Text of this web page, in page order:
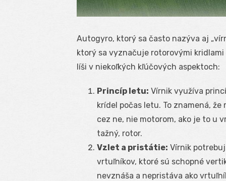
Autogyro, ktorý sa často nazýva aj
ktorý sa vyznačuje rotorovými
líši v niekoľkých kľúčových aspektoch:
Princíp letu: Vírnik využíva
krídel počas letu. To znamená,
cez ne, nie motorom, ako je to u
tažný, rotor.
Vzlet a pristátie: Vírnik
vrtuľníkov, ktoré sú schopné
nevznáša a nepristáva ako